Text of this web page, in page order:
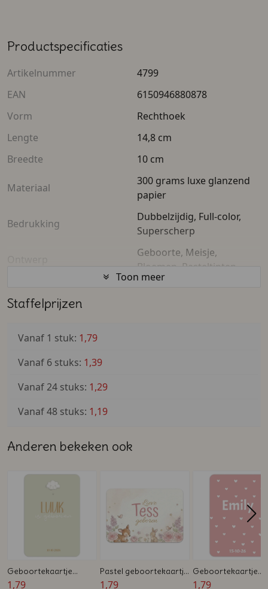
Productspecificaties
Artikelnummer
4799
EAN
6150946880878
Vorm
Rechthoek
Lengte
14,8 cm
Breedte
10 cm
Materiaal
300 grams luxe glanzend
papier
Bedrukking
Dubbelzijdig, Full-color,
Superscherp
Geboorte, Meisje,
Bloemen, Pasteltinten
Personalisatie
Levering
Toon meer
Staffelprijzen
Vanaf 1 stuk: 1,79
Vanaf 6 stuks: 1,39
Vanaf 24 stuks: 1,29
Vanaf 48 stuks: 1,19
Anderen bekeken ook
Geboortekaartje
jongen pastelgroen
1,79
Pastel geboortekaartje
meisje met hertje en
1,79
Geboortekaartje
meisje met roze
1,79